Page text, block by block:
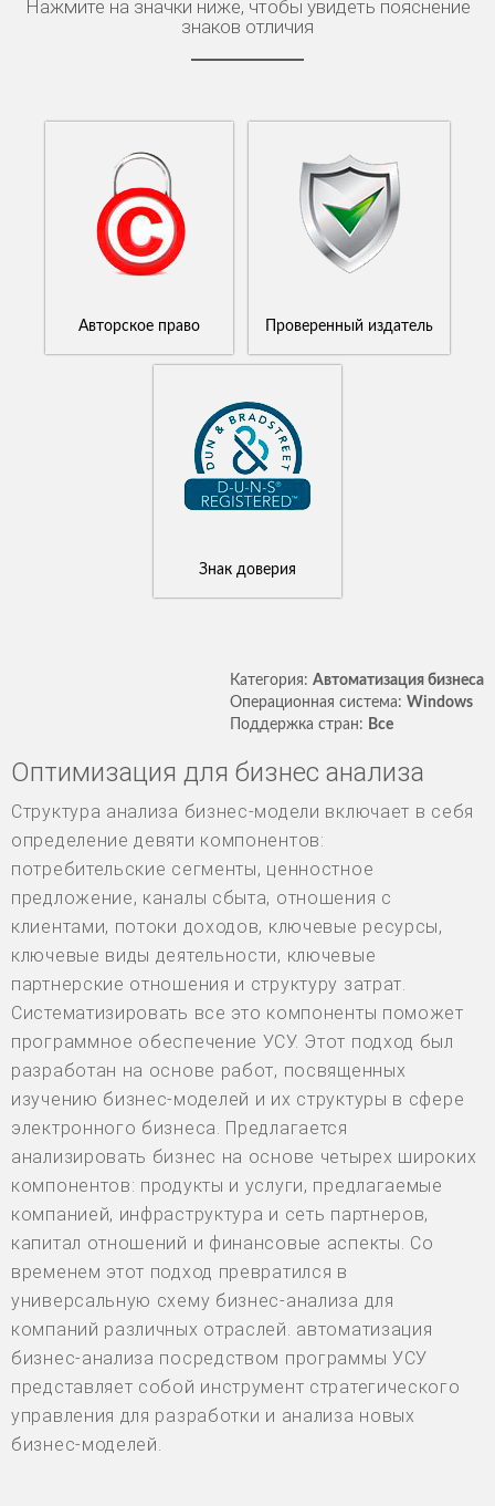
Нажмите на значки ниже, чтобы увидеть пояснение
знаков отличия
Авторское право Проверенный издатель
Знак доверия
Категория: Автоматизация бизнеса
Операционная система: Windows
Поддержка стран: Все
Оптимизация для бизнес анализа
Структура анализа бизнес-модели включает в себя
определение девяти компонентов:
потребительские сегменты, ценностное
предложение, каналы сбыта, отношения с
клиентами, потоки доходов, ключевые ресурсы,
ключевые виды деятельности, ключевые
партнерские отношения и структуру затрат.
Систематизировать все это компоненты поможет
программное обеспечение УСУ. Этот подход был
разработан на основе работ, посвященных
изучению бизнес-моделей и их структуры в сфере
электронного бизнеса. Предлагается
анализировать бизнес на основе четырех широких
компонентов: продукты и услуги, предлагаемые
компанией, инфраструктура и сеть партнеров,
капитал отношений и финансовые аспекты. Со
временем этот подход превратился в
универсальную схему бизнес-анализа для
компаний различных отраслей. автоматизация
бизнес-анализа посредством программы УСУ
представляет собой инструмент стратегического
управления для разработки и анализа новых
бизнес-моделей.